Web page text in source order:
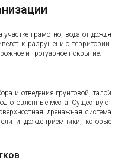
участке грамотно, вода от дождя
к разрушению территории.
и тротуарное покрытие.
и отведения грунтовой, талой
места. Существуют
дренажная система
и дождеприемники, которые